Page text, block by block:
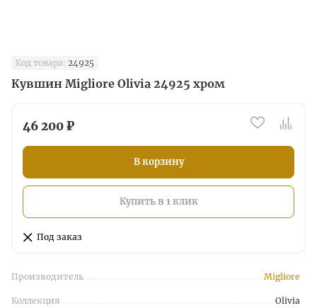
Код товара: 24925
Кувшин Migliore Olivia 24925 хром
46 200 ₽
В корзину
Купить в 1 клик
Под заказ
Производитель Migliore
Коллекция Olivia